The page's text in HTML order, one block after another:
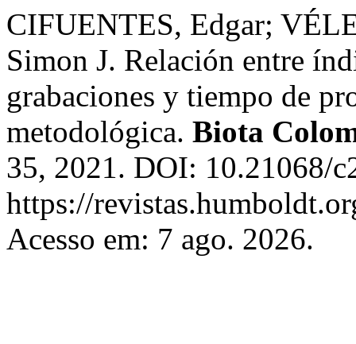
CIFUENTES, Edgar;
Simon J. Relación entre
grabaciones y tiempo de
metodológica. Biota
35, 2021. DOI: 10.21068/
https://
Acesso em: 7 ago. 2026.